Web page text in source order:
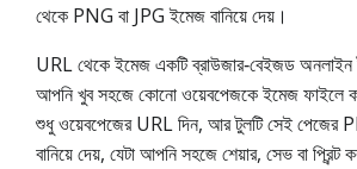
থেকে PNG বা JPG ইমেজ বানিয়ে দেয়।
URL থেকে ইমেজ একটি ব্রাউজার‑বেইজড অনলাইন
আপনি খুব সহজে কোনো ওয়েবপেজকে ইমেজ ফাইলে
শুধু ওয়েবপেজের URL দিন, আর টুলটি সেই পেজের
বানিয়ে দেয়, যেটা আপনি সহজে শেয়ার, সেভ বা